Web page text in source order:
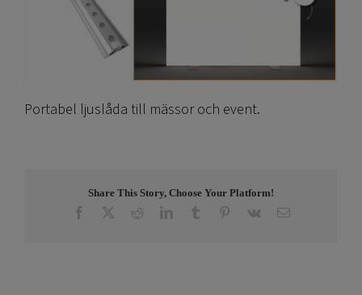
Portabel ljuslåda till mässor och event.
Share This Story, Choose Your Platform!
Facebook RedditLinkedInTumblr Pinterest
Vk E-